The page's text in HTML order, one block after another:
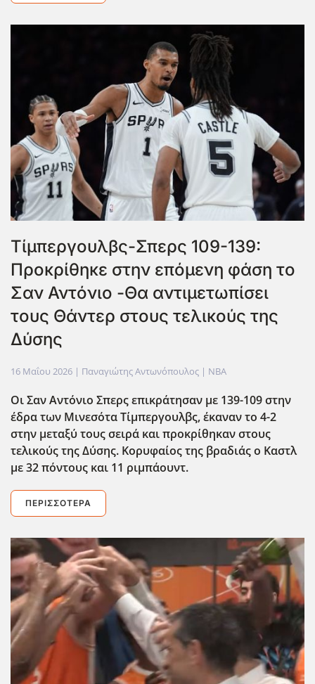
Τίμπεργουλβς-Σπερς 109-139:
Προκρίθηκε στην επόμενη φάση το
Σαν Αντόνιο -Θα αντιμετωπίσει
τους Θάντερ στους τελικούς της
Δύσης
16 Μαΐου 2026 | Παναγιώτης Αντωνόπουλος | NBA
Οι Σαν Αντόνιο Σπερς επικράτησαν με 139-109 στην
έδρα των Μινεσότα Τίμπεργουλβς, έκαναν το 4-2
στην μεταξύ τους σειρά και προκρίθηκαν στους
τελικούς της Δύσης. Κορυφαίος της βραδιάς ο Καστλ
με 32 πόντους και 11 ριμπάουντ.
ΠΕΡΙΣΣΌΤΕΡΑ